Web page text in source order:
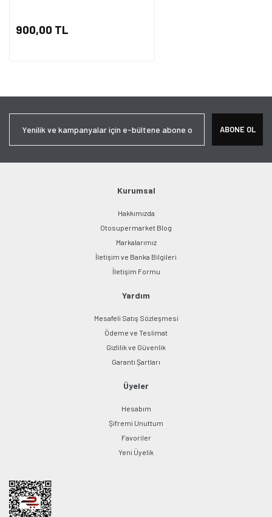
900,00 TL
ABONE OL
Kurumsal
Hakkımızda
Otosupermarket Blog
Markalarımız
İletişim ve Banka Bilgileri
İletişim Formu
Yardım
Mesafeli Satış Sözleşmesi
Ödeme ve Teslimat
Gizlilik ve Güvenlik
Garanti Şartları
Üyeler
Hesabım
Şifremi Unuttum
Favoriler
Yeni Üyelik